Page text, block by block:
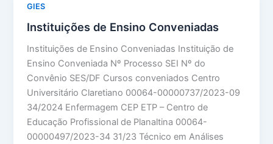
GIES
Instituições de Ensino Conveniadas
Instituições de Ensino Conveniadas Instituição de
Ensino Conveniada Nº Processo SEI Nº do
Convênio SES/DF Cursos conveniados Centro
Universitário Claretiano 00064-00000737/2023-09
34/2024 Enfermagem CEP ETP – Centro de
Educação Profissional de Planaltina 00064-
00000497/2023-34 31/23 Técnico em Análises